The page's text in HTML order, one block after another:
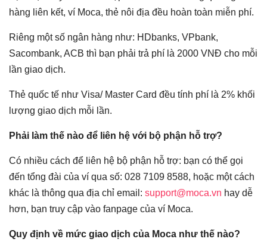
hàng liên kết, ví Moca, thẻ nôi địa đều hoàn toàn miễn phí.
Riêng một số ngân hàng như: HDbanks, VPbank,
Sacombank, ACB thì bạn phải trả phí là 2000 VNĐ cho mỗi
lần giao dịch.
Thẻ quốc tế như Visa/ Master Card đều tính phí là 2% khối
lượng giao dịch mỗi lần.
Phải làm thế nào để liên hệ với bộ phận hỗ trợ?
Có nhiều cách để liên hệ bộ phận hỗ trợ: bạn có thể gọi
đến tổng đài của ví qua số: 028 7109 8588, hoặc một cách
khác là thông qua địa chỉ email: support@moca.vn hay dễ
hơn, bạn truy cập vào fanpage của ví Moca.
Quy định về mức giao dịch của Moca như thế nào?